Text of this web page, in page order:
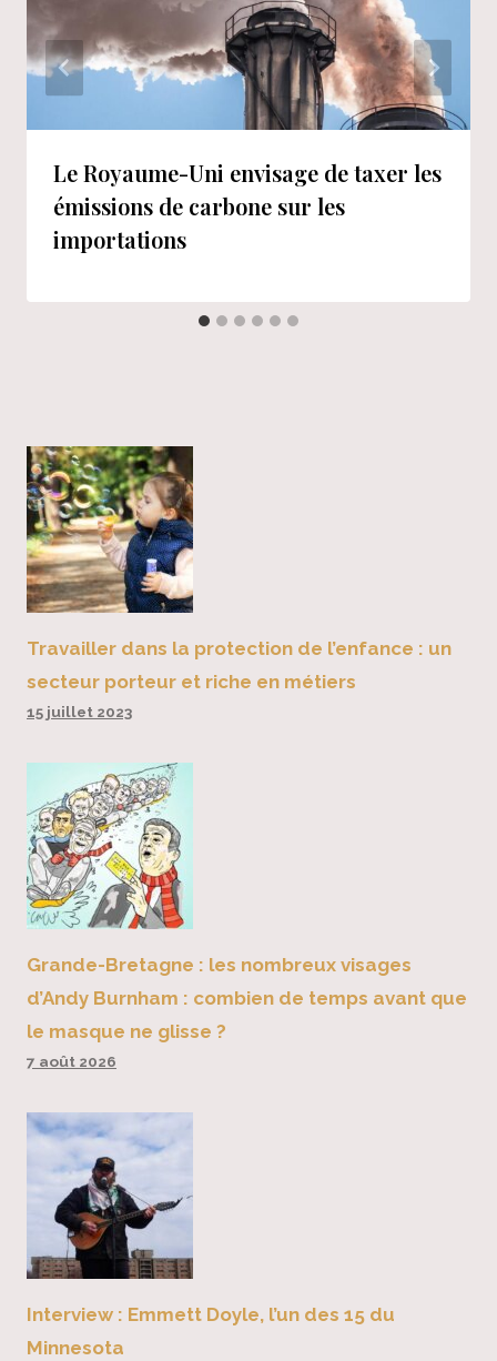
Le Royaume-Uni envisage de taxer les
émissions de carbone sur les
importations
Travailler dans la protection de l’enfance : un
secteur porteur et riche en métiers
15 juillet 2023
Grande-Bretagne : les nombreux visages
d’Andy Burnham : combien de temps avant que
le masque ne glisse ?
7 août 2026
Interview : Emmett Doyle, l’un des 15 du
Minnesota